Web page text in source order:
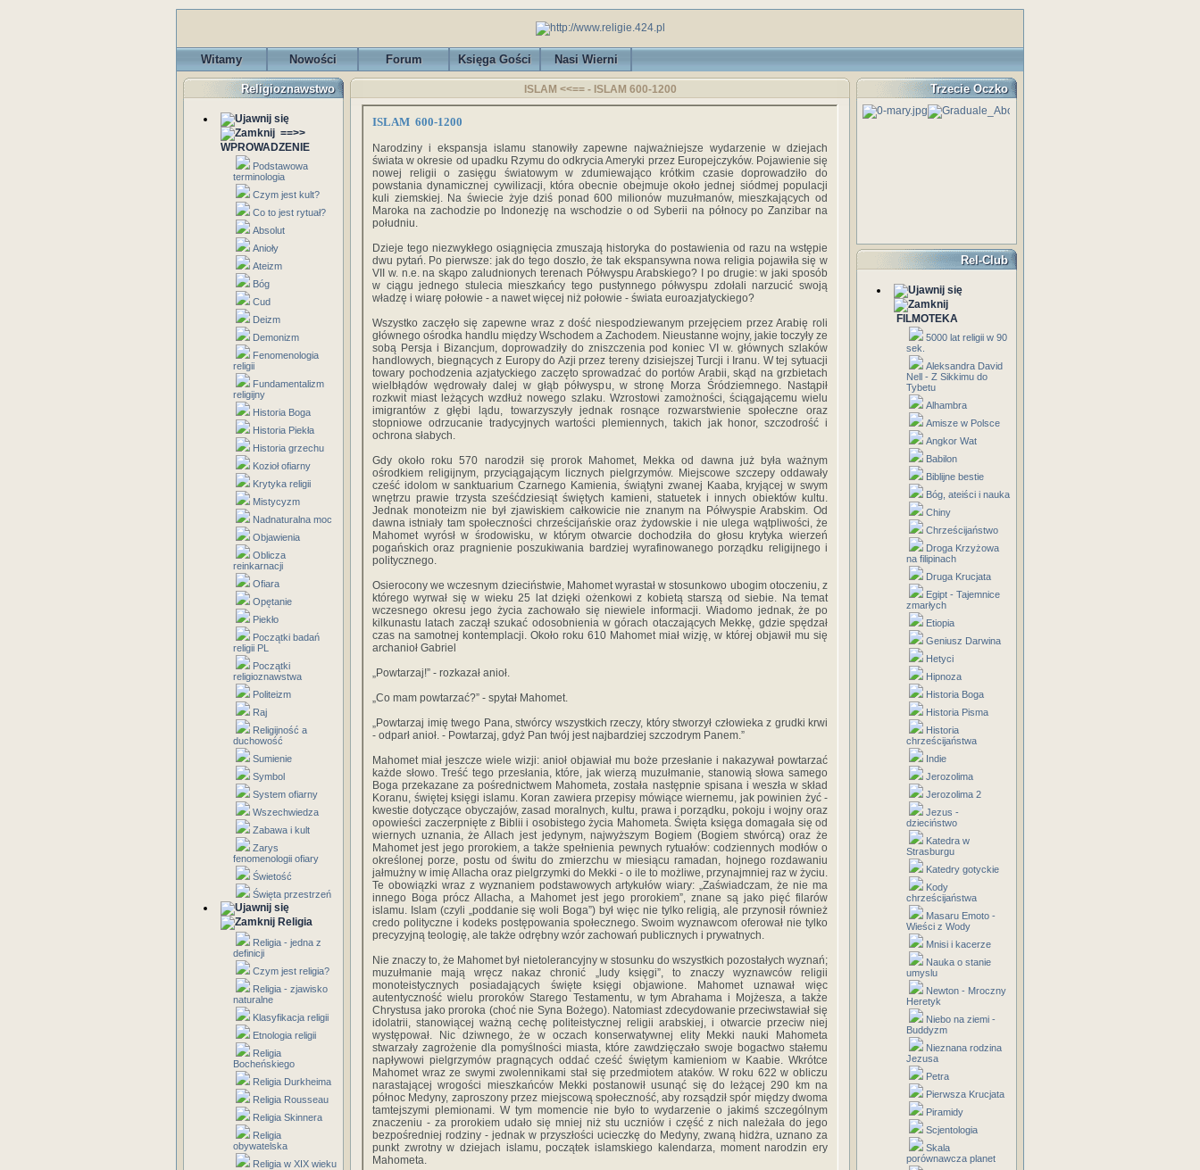
Witamy Nowości Forum Księga Gości Nasi Wierni
Religioznawstwo
==>>
WPROWADZENIE
Podstawowa
terminologia
Czym jest kult?
Co to jest rytuał?
Absolut
Anioły
Ateizm
Bóg
Cud
Deizm
Demonizm
Fenomenologia
religii
Fundamentalizm
religijny
Historia Boga
Historia Piekła
Historia grzechu
Kozioł ofiarny
Krytyka religii
Mistycyzm
Nadnaturalna moc
Objawienia
Oblicza
reinkarnacji
Ofiara
Opętanie
Piekło
Początki badań
religii PL
Początki
religioznawstwa
Politeizm
Raj
Religijność a
duchowość
Sumienie
Symbol
System ofiarny
Wszechwiedza
Zabawa i kult
Zarys
fenomenologii ofiary
Świetość
Święta przestrzeń
Religia
Religia - jedna z
definicji
Czym jest religia?
Religia - zjawisko
naturalne
Klasyfikacja religii
Etnologia religii
Religia
Bocheńskiego
Religia Durkheima
Religia Rousseau
Religia Skinnera
Religia
obywatelska
Religia w XIX wieku
ISLAM <<== - ISLAM 600-1200
ISLAM 600-1200
Narodziny i ekspansja islamu stanowiły zapewne najważniejsze wydarzenie w dziejach
świata w okresie od upadku Rzymu do odkrycia Ameryki przez Europejczyków. Pojawienie się
nowej religii o zasięgu światowym w zdumiewająco krótkim czasie doprowadziło do
powstania dynamicznej cywilizacji, która obecnie obejmuje około jednej siódmej populacji
kuli ziemskiej. Na świecie żyje dziś ponad 600 milionów muzułmanów, mieszkających od
Maroka na zachodzie po Indonezję na wschodzie o od Syberii na północy po Zanzibar na
południu.
Dzieje tego niezwykłego osiągnięcia zmuszają historyka do postawienia od razu na wstępie
dwu pytań. Po pierwsze: jak do tego doszło, że tak ekspansywna nowa religia pojawiła się w
VII w. n.e. na skąpo zaludnionych terenach Półwyspu Arabskiego? I po drugie: w jaki sposób
w ciągu jednego stulecia mieszkańcy tego pustynnego półwyspu zdołali narzucić swoją
władzę i wiarę połowie - a nawet więcej niż połowie - świata euroazjatyckiego?
Wszystko zaczęło się zapewne wraz z dość niespodziewanym przejęciem przez Arabię roli
głównego ośrodka handlu między Wschodem a Zachodem. Nieustanne wojny, jakie toczyły ze
sobą Persja i Bizancjum, doprowadziły do zniszczenia pod koniec VI w. głównych szlaków
handlowych, biegnących z Europy do Azji przez tereny dzisiejszej Turcji i Iranu. W tej sytuacji
towary pochodzenia azjatyckiego zaczęto sprowadzać do portów Arabii, skąd na grzbietach
wielbłądów wędrowały dalej w głąb półwyspu, w stronę Morza Śródziemnego. Nastąpił
rozkwit miast leżących wzdłuż nowego szlaku. Wzrostowi zamożności, ściągającemu wielu
imigrantów z głębi lądu, towarzyszyły jednak rosnące rozwarstwienie społeczne oraz
stopniowe odrzucanie tradycyjnych wartości plemiennych, takich jak honor, szczodrość i
ochrona słabych.
Gdy około roku 570 narodził się prorok Mahomet, Mekka od dawna już była ważnym
ośrodkiem religijnym, przyciągającym licznych pielgrzymów. Miejscowe szczepy oddawały
cześć idolom w sanktuarium Czarnego Kamienia, świątyni zwanej Kaaba, kryjącej w swym
wnętrzu prawie trzysta sześćdziesiąt świętych kamieni, statuetek i innych obiektów kultu.
Jednak monoteizm nie był zjawiskiem całkowicie nie znanym na Półwyspie Arabskim. Od
dawna istniały tam społeczności chrześcijańskie oraz żydowskie i nie ulega wątpliwości, że
Mahomet wyrósł w środowisku, w którym otwarcie dochodziła do głosu krytyka wierzeń
pogańskich oraz pragnienie poszukiwania bardziej wyrafinowanego porządku religijnego i
politycznego.
Osierocony we wczesnym dzieciństwie, Mahomet wyrastał w stosunkowo ubogim otoczeniu, z
którego wyrwał się w wieku 25 lat dzięki ożenkowi z kobietą starszą od siebie. Na temat
wczesnego okresu jego życia zachowało się niewiele informacji. Wiadomo jednak, że po
kilkunastu latach zaczął szukać odosobnienia w górach otaczających Mekkę, gdzie spędzał
czas na samotnej kontemplacji. Około roku 610 Mahomet miał wizję, w której objawił mu się
archanioł Gabriel
„Powtarzaj!” - rozkazał anioł.
„Co mam powtarzać?” - spytał Mahomet.
„Powtarzaj imię twego Pana, stwórcy wszystkich rzeczy, który stworzył człowieka z grudki krwi
- odparł anioł. - Powtarzaj, gdyż Pan twój jest najbardziej szczodrym Panem.”
Mahomet miał jeszcze wiele wizji: anioł objawiał mu boże przesłanie i nakazywał powtarzać
każde słowo. Treść tego przesłania, które, jak wierzą muzułmanie, stanowią słowa samego
Boga przekazane za pośrednictwem Mahometa, została następnie spisana i weszła w skład
Koranu, świętej księgi islamu. Koran zawiera przepisy mówiące wiernemu, jak powinien żyć -
kwestie dotyczące obyczajów, zasad moralnych, kultu, prawa i porządku, pokoju i wojny oraz
opowieści zaczerpnięte z Biblii i osobistego życia Mahometa. Święta księga domagała się od
wiernych uznania, że Allach jest jedynym, najwyższym Bogiem (Bogiem stwórcą) oraz że
Mahomet jest jego prorokiem, a także spełnienia pewnych rytuałów: codziennych modłów o
określonej porze, postu od świtu do zmierzchu w miesiącu ramadan, hojnego rozdawaniu
jałmużny w imię Allacha oraz pielgrzymki do Mekki - o ile to możliwe, przynajmniej raz w życiu.
Te obowiązki wraz z wyznaniem podstawowych artykułów wiary: „Zaświadczam, że nie ma
innego Boga prócz Allacha, a Mahomet jest jego prorokiem”, znane są jako pięć filarów
islamu. Islam (czyli „poddanie się woli Boga”) był więc nie tylko religią, ale przynosił również
credo polityczne i kodeks postępowania społecznego. Swoim wyznawcom oferował nie tylko
precyzyjną teologię, ale także odrębny wzór zachowań publicznych i prywatnych.
Nie znaczy to, że Mahomet był nietolerancyjny w stosunku do wszystkich pozostałych wyznań;
muzułmanie mają wręcz nakaz chronić „ludy księgi”, to znaczy wyznawców religii
monoteistycznych posiadających święte księgi objawione. Mahomet uznawał więc
autentyczność wielu proroków Starego Testamentu, w tym Abrahama i Mojżesza, a także
Chrystusa jako proroka (choć nie Syna Bożego). Natomiast zdecydowanie przeciwstawiał się
idolatrii, stanowiącej ważną cechę politeistycznej religii arabskiej, i otwarcie przeciw niej
występował. Nic dziwnego, że w oczach konserwatywnej elity Mekki nauki Mahometa
stwarzały zagrożenie dla pomyślności miasta, które zawdzięczało swoje bogactwo stałemu
napływowi pielgrzymów pragnących oddać cześć świętym kamieniom w Kaabie. Wkrótce
Mahomet wraz ze swymi zwolennikami stał się przedmiotem ataków. W roku 622 w obliczu
narastającej wrogości mieszkańców Mekki postanowił usunąć się do leżącej 290 km na
północ Medyny, zaproszony przez miejscową społeczność, aby rozsądził spór między dwoma
tamtejszymi plemionami. W tym momencie nie było to wydarzenie o jakimś szczególnym
znaczeniu - za prorokiem udało się mniej niż stu uczniów i część z nich należała do jego
bezpośredniej rodziny - jednak w przyszłości ucieczkę do Medyny, zwaną hidżra, uznano za
punkt zwrotny w dziejach islamu, początek islamskiego kalendarza, moment narodzin ery
Mahometa.
Trzecie Oczko
Rel-Club
FILMOTEKA
5000 lat religii w 90
sek.
Aleksandra David
Nell - Z Sikkimu do
Tybetu
Alhambra
Amisze w Polsce
Angkor Wat
Babilon
Biblijne bestie
Bóg, ateiści i nauka
Chiny
Chrześcijaństwo
Droga Krzyżowa
na filipinach
Druga Krucjata
Egipt - Tajemnice
zmarłych
Etiopia
Geniusz Darwina
Hetyci
Hipnoza
Historia Boga
Historia Pisma
Historia
chrześcijaństwa
Indie
Jerozolima
Jerozolima 2
Jezus -
dzieciństwo
Katedra w
Strasburgu
Katedry gotyckie
Kody
chrześcijaństwa
Masaru Emoto -
Wieści z Wody
Mnisi i kacerze
Nauka o stanie
umyslu
Newton - Mroczny
Heretyk
Niebo na ziemi -
Buddyzm
Nieznana rodzina
Jezusa
Petra
Pierwsza Krucjata
Piramidy
Scjentologia
Skala
porównawcza planet